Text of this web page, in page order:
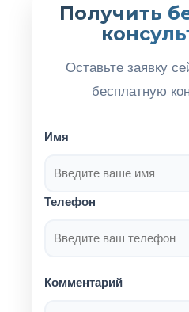
Получить
Оставьте заявку
бесплатную
Имя
Телефон
Комментарий